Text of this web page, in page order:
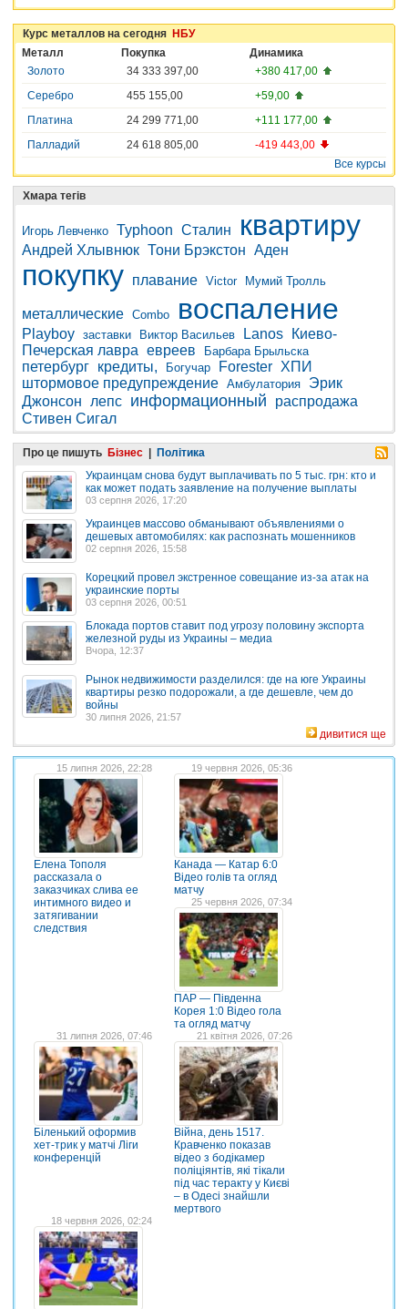
Курс металлов на сегодня НБУ
Металл
Покупка
Динамика
Золото
34 333 397,00
+380 417,00
Серебро
455 155,00
+59,00
Платина
24 299 771,00
+111 177,00
Палладий
24 618 805,00
-419 443,00
Все курсы
Хмара тегів
Игорь Левченко Typhoon Сталин квартиру
Андрей Хлывнюк Тони Брэкстон Аден
покупку плавание Victor Мумий Тролль
металлические Combo воспаление
Playboy заставки Виктор Васильев Lanos
Киево-
Печерская лавра евреев Барбара Брыльска
петербург кредиты, Богучар Forester ХПИ
штормовое предупреждение Амбулатория
Эрик
Джонсон
лепс информационный
распродажа
Стивен Сигал
Про це пишуть Бізнес | Політика
Украинцам снова будут выплачивать по 5 тыс. грн: кто и
как может подать заявление на получение выплаты
03 серпня 2026, 17:20
Украинцев массово обманывают объявлениями о
дешевых автомобилях: как распознать мошенников
02 серпня 2026, 15:58
Корецкий провел экстренное совещание из-за атак на
украинские порты
03 серпня 2026, 00:51
Блокада портов ставит под угрозу половину экспорта
железной руды из Украины – медиа
Вчора, 12:37
Рынок недвижимости разделился: где на юге Украины
квартиры резко подорожали, а где дешевле, чем до
войны
30 липня 2026, 21:57
дивитися ще
15 липня 2026, 22:28
Елена Тополя
рассказала о
заказчиках слива ее
интимного видео и
затягивании
следствия
19 червня 2026, 05:36
Канада — Катар 6:0
Відео голів та огляд
матчу
25 червня 2026, 07:34
ПАР — Південна
Корея 1:0 Відео гола
та огляд матчу
31 липня 2026, 07:46
Біленький оформив
хет-трик у матчі Ліги
конференцій
21 квітня 2026, 07:26
Війна, день 1517.
Кравченко показав
відео з бодікамер
поліціянтів, які тікали
під час теракту у Києві
– в Одесі знайшли
мертвого
18 червня 2026, 02:24